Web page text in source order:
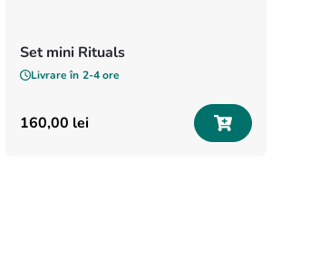
Set mini Rituals
Livrare în 2-4 ore
160,00 lei